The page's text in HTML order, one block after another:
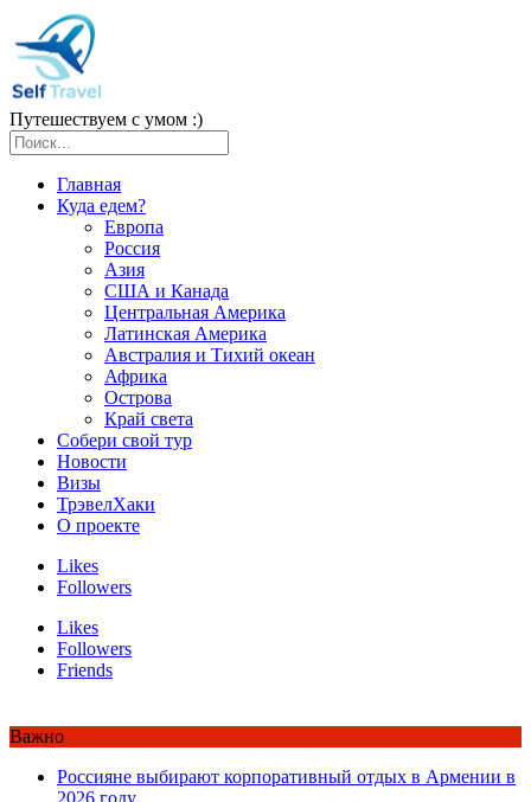
Путешествуем с умом :)
Главная
Куда едем?
Европа
Россия
Азия
США и Канада
Центральная Америка
Латинская Америка
Австралия и Тихий океан
Африка
Острова
Край света
Собери свой тур
Новости
Визы
ТрэвелХаки
О проекте
Likes
Followers
Likes
Followers
Friends
Важно
Россияне выбирают корпоративный отдых в Армении в
2026 году